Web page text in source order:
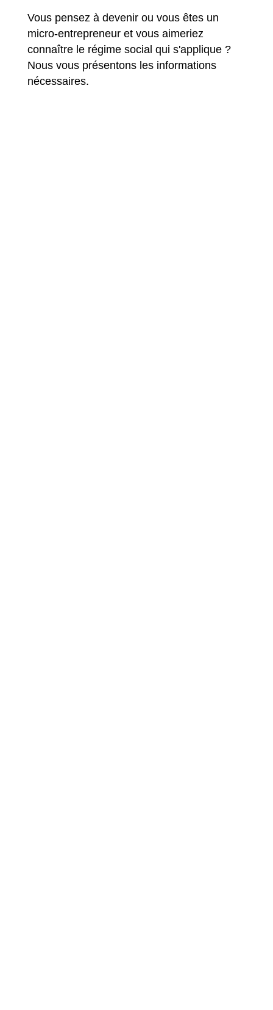
Vous pensez à devenir ou vous êtes un
micro-entrepreneur et vous aimeriez
connaître le régime social qui s'applique ?
Nous vous présentons les informations
nécessaires.